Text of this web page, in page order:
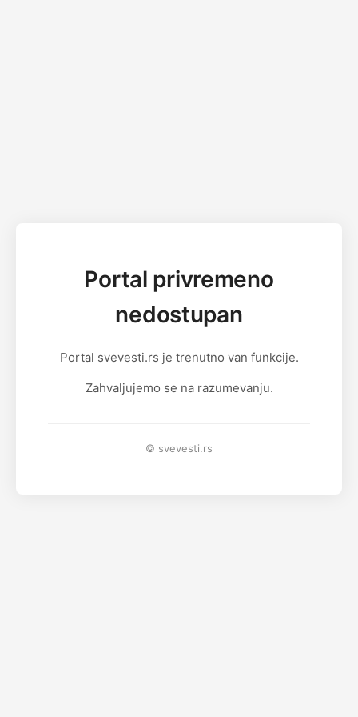
Portal privremeno
nedostupan
Portal svevesti.rs je trenutno van funkcije.
Zahvaljujemo se na razumevanju.
© svevesti.rs